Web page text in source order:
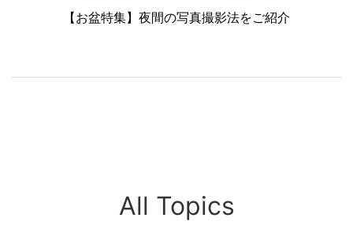
【お盆特集】夜間の写真撮影法をご紹介
All Topics